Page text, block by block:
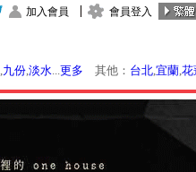
加入會員 會員登入
,九份,淡水...更多 其他： 台北,宜蘭,花